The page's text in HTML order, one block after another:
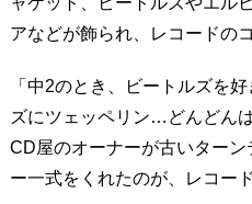
アなどが飾られ、レコードの
「中2のとき、ビートルズを
ズにツェッペリン…どんどん
CD屋のオーナーが古いター
ー一式をくれたのが、レコー